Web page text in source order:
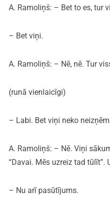
A. Ramoliņš: – Bet to es, tur
– Bet viņi.
A. Ramoliņš: – Nē, nē. Tur
(runā vienlaicīgi)
– Labi. Bet viņi neko
A. Ramoliņš: – Nē. Viņi
“Davai. Mēs uzreiz tad tūlīt”.
– Nu arī pasūtījums.